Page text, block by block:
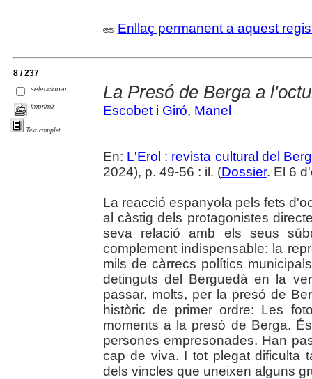
Enllaç permanent a aquest
8 / 237
seleccionar
imprimir
Text complet
La Presó de Berga a
Escobet i Giró, Manel
En: L'Erol : revista cultural del
2024), p. 49-56 : il. (Dossier. El 6
La reacció espanyola pels fets
al càstig dels protagonistes
seva relació amb els seus
complement indispensable: la
mils de càrrecs polítics
detinguts del Berguedà en la
passar, molts, per la presó de
històric de primer ordre: Les
moments a la presó de Berga.
persones empresonades. Han
cap de viva. I tot plegat dificulta
dels vincles que uneixen alguns